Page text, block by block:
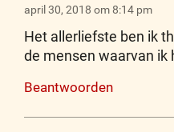
april 30, 2018 om 8:14 pm
Het allerliefste ben ik
de mensen waarvan ik
Beantwoorden